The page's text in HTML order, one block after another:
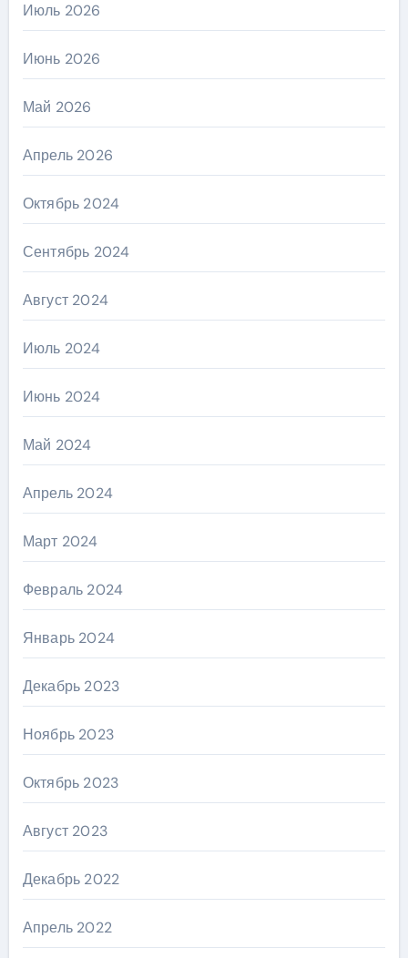
Июль 2026
Июнь 2026
Май 2026
Апрель 2026
Октябрь 2024
Сентябрь 2024
Август 2024
Июль 2024
Июнь 2024
Май 2024
Апрель 2024
Март 2024
Февраль 2024
Январь 2024
Декабрь 2023
Ноябрь 2023
Октябрь 2023
Август 2023
Декабрь 2022
Апрель 2022